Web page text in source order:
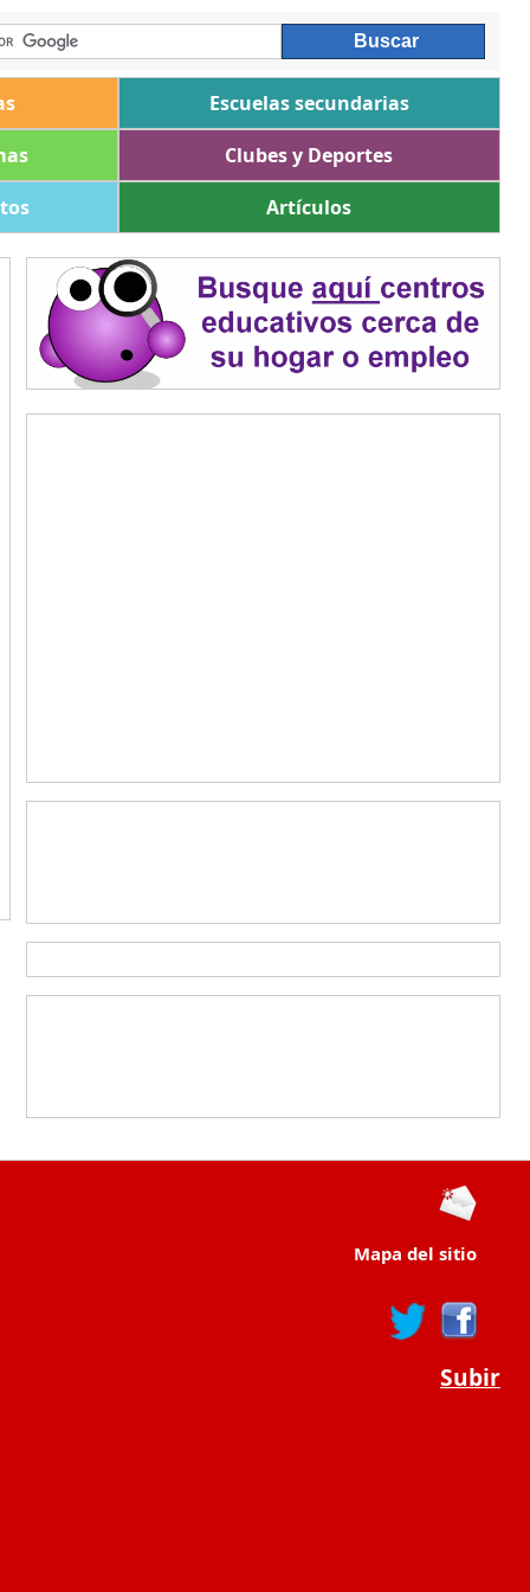
Escuelas secundarias
Clubes y Deportes
Artículos
Mapa del sitio
Subir